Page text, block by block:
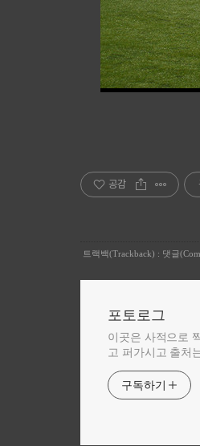
공감
트랙백(Trackback) : 댓글
포토로그
이곳은 사적으로
고 퍼가시고 출처
구독하기